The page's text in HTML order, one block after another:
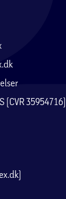
(CVR 35954716)